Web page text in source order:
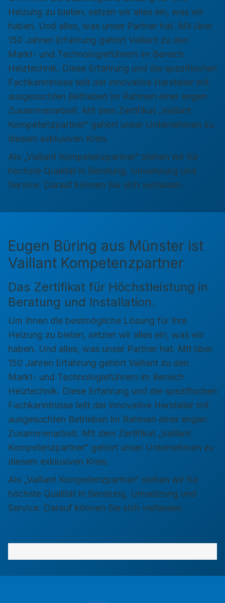
Heizung zu bieten, setzen wir alles ein, was wir
haben. Und alles, was unser Partner hat. Mit über
150 Jahren Erfahrung gehört Vaillant zu den
Markt- und Technologieführern im Bereich
Heiztechnik. Diese Erfahrung und die spezifischen
Fachkenntnisse teilt der innovative Hersteller mit
ausgesuchten Betrieben im Rahmen einer engen
Zusammenarbeit. Mit dem Zertifikat „Vaillant
Kompetenzpartner“ gehört unser Unternehmen zu
diesem exklusiven Kreis.
Als „Vaillant Kompetenzpartner“ stehen wir für
höchste Qualität in Beratung, Umsetzung und
Service. Darauf können Sie sich verlassen.
Eugen Büring aus Münster ist
Vaillant Kompetenzpartner
Das Zertifikat für Höchstleistung in
Beratung und Installation.
Um Ihnen die bestmögliche Lösung für Ihre
Heizung zu bieten, setzen wir alles ein, was wir
haben. Und alles, was unser Partner hat. Mit über
150 Jahren Erfahrung gehört Vaillant zu den
Markt- und Technologieführern im Bereich
Heiztechnik. Diese Erfahrung und die spezifischen
Fachkenntnisse teilt der innovative Hersteller mit
ausgesuchten Betrieben im Rahmen einer engen
Zusammenarbeit. Mit dem Zertifikat „Vaillant
Kompetenzpartner“ gehört unser Unternehmen zu
diesem exklusiven Kreis.
Als „Vaillant Kompetenzpartner“ stehen wir für
höchste Qualität in Beratung, Umsetzung und
Service. Darauf können Sie sich verlassen.